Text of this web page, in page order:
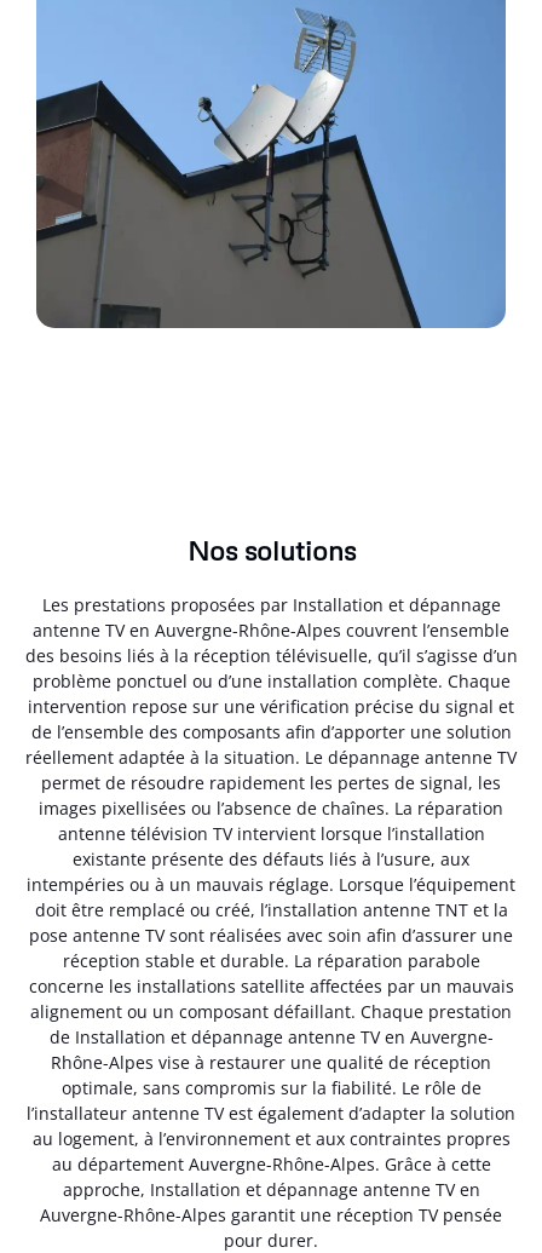
Nos solutions
Les prestations proposées par Installation et dépannage
antenne TV en Auvergne-Rhône-Alpes couvrent l’ensemble
des besoins liés à la réception télévisuelle, qu’il s’agisse d’un
problème ponctuel ou d’une installation complète. Chaque
intervention repose sur une vérification précise du signal et
de l’ensemble des composants afin d’apporter une solution
réellement adaptée à la situation. Le dépannage antenne TV
permet de résoudre rapidement les pertes de signal, les
images pixellisées ou l’absence de chaînes. La réparation
antenne télévision TV intervient lorsque l’installation
existante présente des défauts liés à l’usure, aux
intempéries ou à un mauvais réglage. Lorsque l’équipement
doit être remplacé ou créé, l’installation antenne TNT et la
pose antenne TV sont réalisées avec soin afin d’assurer une
réception stable et durable. La réparation parabole
concerne les installations satellite affectées par un mauvais
alignement ou un composant défaillant. Chaque prestation
de Installation et dépannage antenne TV en Auvergne-
Rhône-Alpes vise à restaurer une qualité de réception
optimale, sans compromis sur la fiabilité. Le rôle de
l’installateur antenne TV est également d’adapter la solution
au logement, à l’environnement et aux contraintes propres
au département Auvergne-Rhône-Alpes. Grâce à cette
approche, Installation et dépannage antenne TV en
Auvergne-Rhône-Alpes garantit une réception TV pensée
pour durer.